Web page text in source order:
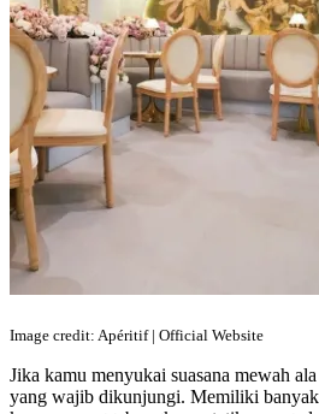
Image credit: Apéritif | Official Website
Jika kamu menyukai suasana mewah
yang wajib dikunjungi. Memiliki